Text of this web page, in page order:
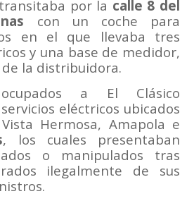
por la calle 8 del
con un coche para
en el que llevaba tres
y una base de medidor,
la distribuidora.
a El Clásico
eléctricos ubicados
Hermosa, Amapola e
, los cuales presentaban
o manipulados tras
ilegalmente de sus